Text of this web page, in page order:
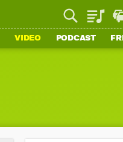
Playlist
VIDEO PODCAST